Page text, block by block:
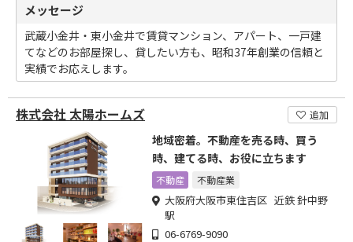
メッセージ
武蔵小金井・東小金井で賃貸マンション、アパート、一戸建
てなどのお部屋探し、貸したい方も、昭和37年創業の信頼と
実績でお応えします。
株式会社 太陽ホームズ 追加
地域密着。不動産を売る時、買う
時、建てる時、お役に立ちます
不動産 不動産業
大阪府大阪市東住吉区 近鉄 針中野
駅
06-6769-9090